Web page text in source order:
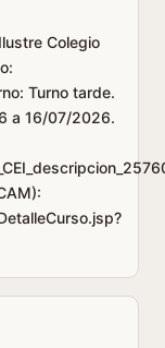
Colegio
Turno tarde.
a 16/07/2026.